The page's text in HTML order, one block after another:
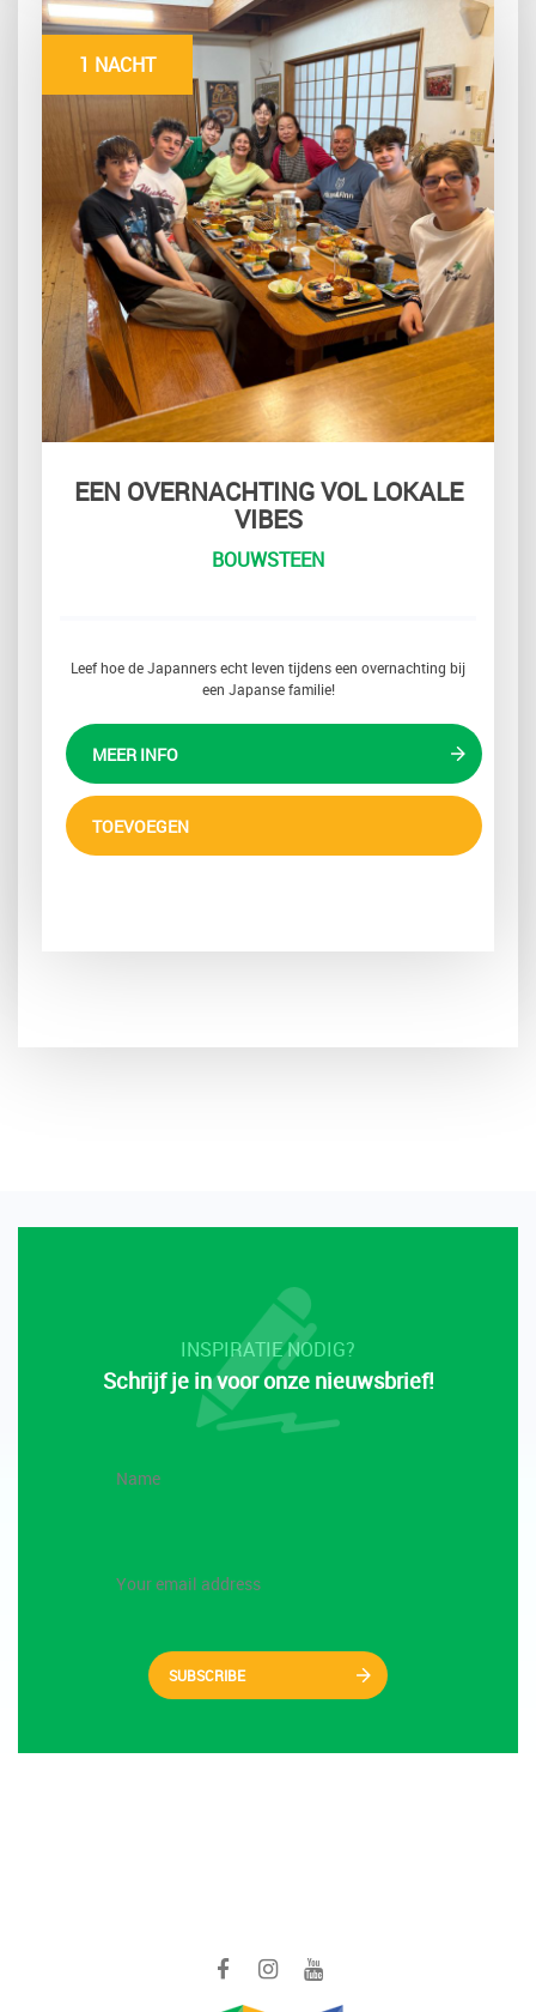
1 NACHT
EEN OVERNACHTING VOL LOKALE
VIBES
BOUWSTEEN
Leef hoe de Japanners echt leven tijdens een overnachting bij
een Japanse familie!
MEER INFO
TOEVOEGEN
INSPIRATIE NODIG?
Schrijf je in voor onze nieuwsbrief!
SUBSCRIBE